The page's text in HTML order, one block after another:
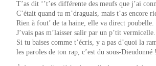
T’as dit ‘’t’es différente des meufs que j’ai
C’était quand tu m’draguais, mais t’as encore
Rien à fout’ de ta haine, elle va direct poubelle.
J’vais pas m’laisser salir par un p’tit vermicelle.
Si tu baises comme t’écris, y a pas d’quoi la
les paroles de ton rap, c’est du sous-Dieudonné